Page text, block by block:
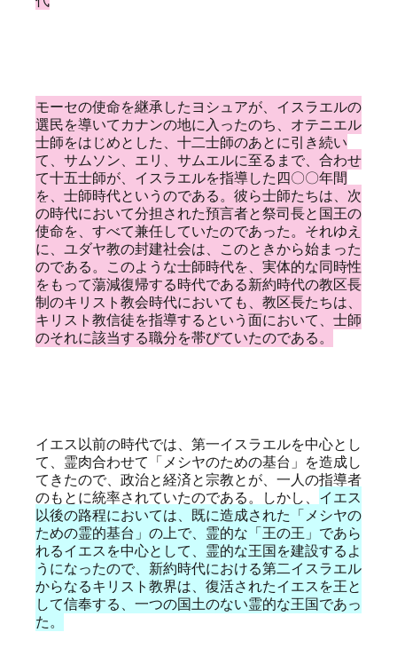
モーセの使命を継承したヨシュアが、イスラエルの
選民を導いてカナンの地に入ったのち、オテニエル
士師をはじめとした、十二士師のあとに引き続い
て、サムソン、エリ、サムエルに至るまで、合わせ
て十五士師が、イスラエルを指導した四〇〇年間
を、士師時代というのである。彼ら士師たちは、次
の時代において分担された預言者と祭司長と国王の
使命を、すべて兼任していたのであった。それゆえ
に、ユダヤ教の封建社会は、このときから始まった
のである。このような士師時代を、実体的な同時性
をもって蕩減復帰する時代である新約時代の教区長
制のキリスト教会時代においても、教区長たちは、
キリスト教信徒を指導するという面において、士師
のそれに該当する職分を帯びていたのである。
イエス以前の時代では、第一イスラエルを中心とし
て、霊肉合わせて「メシヤのための基台」を造成し
てきたので、政治と経済と宗教とが、一人の指導者
のもとに統率されていたのである。しかし、 イエス
以後の路程においては、既に造成された「メシヤの
ための霊的基台」の上で、霊的な「王の王」であら
れるイエスを中心として、霊的な王国を建設するよ
うになったので、新約時代における第二イスラエル
からなるキリスト教界は、復活されたイエスを王と
して信奉する、一つの国土のない霊的な王国であっ
た。